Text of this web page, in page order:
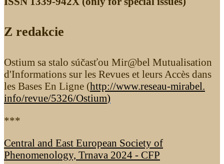
Z redakcie
Ostium sa stalo súčasťou Mir@bel Mutualisation
d'Informations sur les Revues et leurs Accès dans
les Bases En Ligne (http://www.reseau-mirabel.
info/revue/5326/Ostium)
***
Central and East European Society of
Phenomenology, Trnava 2024 - CFP